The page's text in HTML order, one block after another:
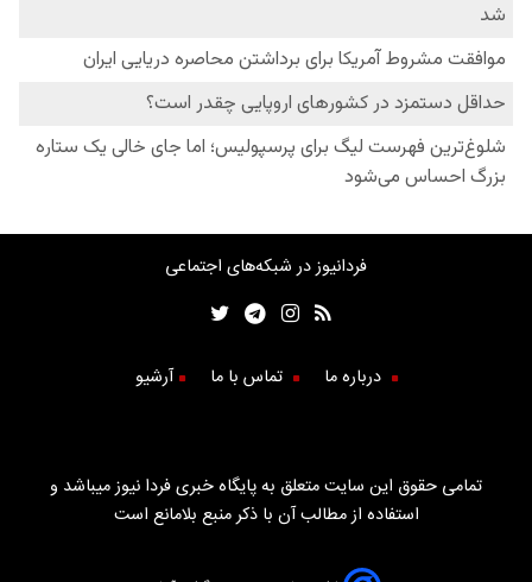
فردانیوز در شبکه‌های اجتماعی
درباره ما تماس با ما آرشیو
تمامی حقوق این سایت متعلق به پایگاه خبری فردا نیوز میباشد و
استفاده از مطالب آن با ذکر منبع بلامانع است